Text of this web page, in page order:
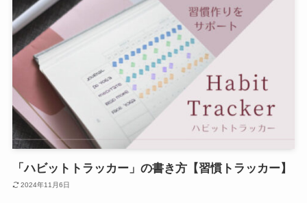
「ハビットトラッカー」の書き方【習慣トラッカー】
2024年11月6日